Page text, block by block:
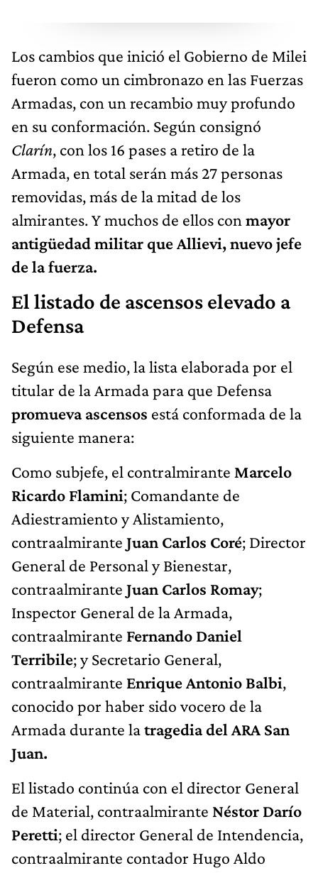
Los cambios que inició el Gobierno de Milei
fueron como un cimbronazo en las Fuerzas
Armadas, con un recambio muy profundo
en su conformación. Según consignó
Clarín, con los 16 pases a retiro de la
Armada, en total serán más 27 personas
removidas, más de la mitad de los
almirantes. Y muchos de ellos con mayor
antigüedad militar que Allievi, nuevo jefe
de la fuerza.
El listado de ascensos elevado a
Defensa
Según ese medio, la lista elaborada por el
titular de la Armada para que Defensa
promueva ascensos está conformada de la
siguiente manera:
Como subjefe, el contralmirante Marcelo
Ricardo Flamini; Comandante de
Adiestramiento y Alistamiento,
contraalmirante Juan Carlos Coré; Director
General de Personal y Bienestar,
contraalmirante Juan Carlos Romay;
Inspector General de la Armada,
contraalmirante Fernando Daniel
Terribile; y Secretario General,
contraalmirante Enrique Antonio Balbi,
conocido por haber sido vocero de la
Armada durante latragedia del ARA San
Juan.
El listado continúa con el director General
de Material, contraalmirante Néstor Darío
Peretti; el director General de Intendencia,
contraalmirante contador Hugo Aldo